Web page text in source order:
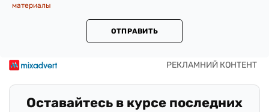
материалы
ОТПРАВИТЬ
Оставайтесь в курсе последних